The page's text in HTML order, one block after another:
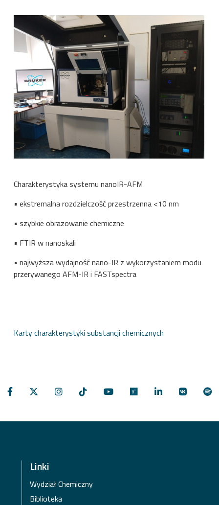
Charakterystyka systemu nanoIR-AFM
• ekstremalna rozdzielczość przestrzenna <10 nm
• szybkie obrazowanie chemiczne
• FTIR w nanoskali
• najwyższa wydajność nano-IR z wykorzystaniem modu
przerywanego AFM-IR i FASTspectra
Karty charakterystyki substancji chemicznych
Linki
Wydział Chemiczny
Biblioteka